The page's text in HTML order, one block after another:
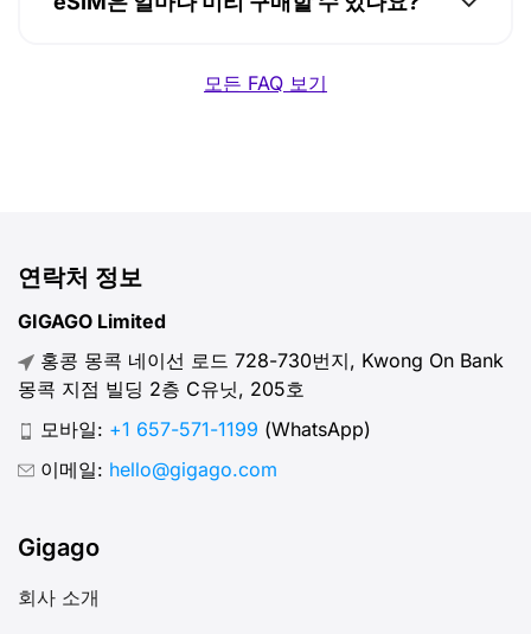
모든 FAQ 보기
연락처 정보
GIGAGO Limited
홍콩 몽콕 네이선 로드 728-730번지, Kwong On Bank
몽콕 지점 빌딩 2층 C유닛, 205호
모바일: +1 657-571-1199 (WhatsApp)
이메일: hello@gigago.com
Gigago
회사 소개